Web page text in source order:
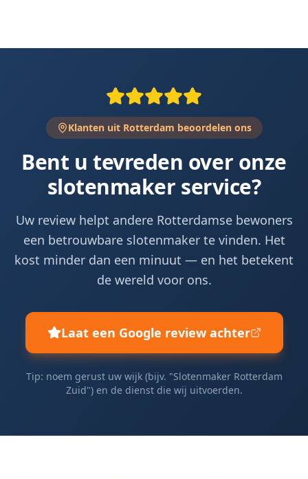
Klanten uit Rotterdam beoordelen ons
Bent u tevreden over onze
slotenmaker service?
Uw review helpt andere Rotterdamse bewoners
een betrouwbare slotenmaker te vinden. Het
kost minder dan een minuut — en het betekent
de wereld voor ons.
Laat een Google review achter
Tip: noem gerust uw wijk (bijv. "Slotenmaker Rotterdam
Zuid") en de dienst die wij uitvoerden.